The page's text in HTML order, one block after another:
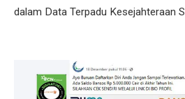
dalam Data Terpadu Kesejahteraan